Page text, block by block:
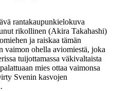
rantakaupunkielokuva
rikollinen (Akira Takahashi)
ja raiskaa tämän
vaimon ohella aviomiestä, joka
tuijottamassa väkivaltaista
mies ottaa vaimonsa
Svenin kasvojen